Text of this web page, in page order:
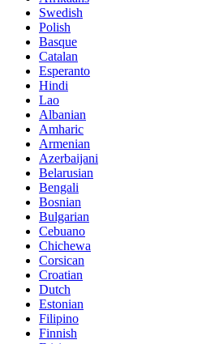
Swedish
Polish
Basque
Catalan
Esperanto
Hindi
Lao
Albanian
Amharic
Armenian
Azerbaijani
Belarusian
Bengali
Bosnian
Bulgarian
Cebuano
Chichewa
Corsican
Croatian
Dutch
Estonian
Filipino
Finnish